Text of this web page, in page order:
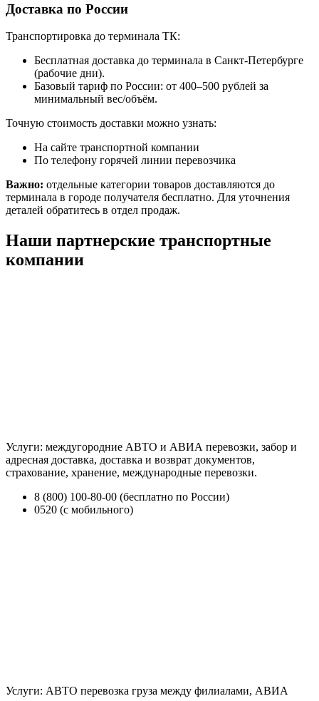
Доставка по России
Транспортировка до терминала ТК:
Бесплатная доставка до терминала в Санкт-Петербурге
(рабочие дни).
Базовый тариф по России: от 400–500 рублей за
минимальный вес/объём.
Точную стоимость доставки можно узнать:
На сайте транспортной компании
По телефону горячей линии перевозчика
Важно: отдельные категории товаров доставляются до
терминала в городе получателя бесплатно. Для уточнения
деталей обратитесь в отдел продаж.
Наши партнерские транспортные
компании
Услуги: междугородние АВТО и АВИА перевозки, забор и
адресная доставка, доставка и возврат документов,
страхование, хранение, международные перевозки.
8 (800) 100-80-00 (бесплатно по России)
0520 (с мобильного)
Услуги: АВТО перевозка груза между филиалами, АВИА